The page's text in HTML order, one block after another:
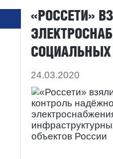
«РОССЕТИ»
СОЦИАЛЬНЫХ
24.03.2020